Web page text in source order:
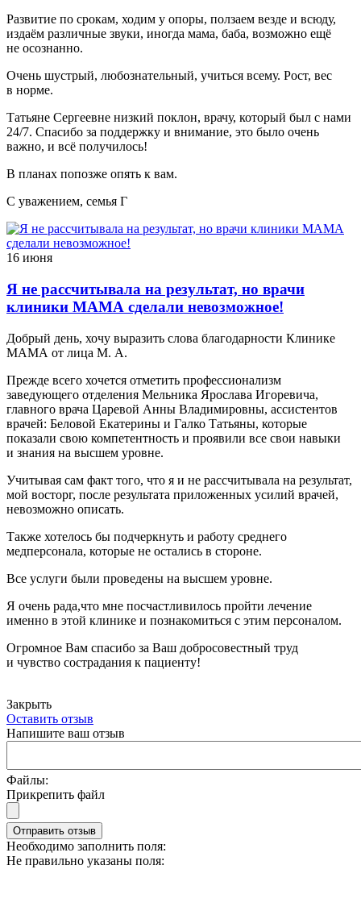
Развитие по срокам, ходим у опоры, ползаем везде и всюду,
издаём различные звуки, иногда мама, баба, возможно ещё
не осознанно.
Очень шустрый, любознательный, учиться всему. Рост, вес
в норме.
Татьяне Сергеевне низкий поклон, врачу, который был с нами
24/7. Спасибо за поддержку и внимание, это было очень
важно, и всё получилось!
В планах попозже опять к вам.
С уважением, семья Г
16 июня
Я не рассчитывала на результат, но врачи
клиники МАМА сделали невозможное!
Добрый день, хочу выразить слова благодарности Клинике
МАМА от лица М. А.
Прежде всего хочется отметить профессионализм
заведующего отделения Мельника Ярослава Игоревича,
главного врача Царевой Анны Владимировны, ассистентов
врачей: Беловой Екатерины и Галко Татьяны, которые
показали свою компетентность и проявили все свои навыки
и знания на высшем уровне.
Учитывая сам факт того, что я и не рассчитывала на результат,
мой восторг, после результата приложенных усилий врачей,
невозможно описать.
Также хотелось бы подчеркнуть и работу среднего
медперсонала, которые не остались в стороне.
Все услуги были проведены на высшем уровне.
Я очень рада,что мне посчастливилось пройти лечение
именно в этой клинике и познакомиться с этим персоналом.
Огромное Вам спасибо за Ваш добросовестный труд
и чувство сострадания к пациенту!
Закрыть
Оставить отзыв
Напишите ваш отзыв
Файлы:
Прикрепить файл
Отправить отзыв
Необходимо заполнить поля:
Не правильно указаны поля: